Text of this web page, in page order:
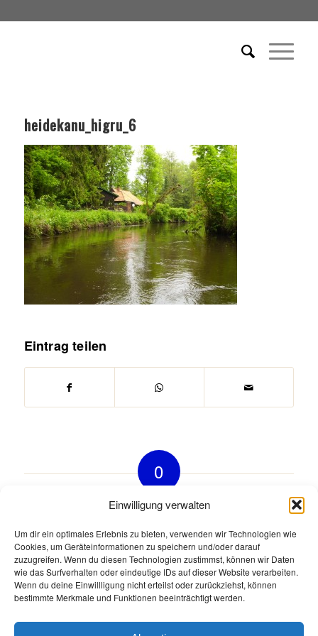
Einwilligung verwalten
Um dir ein optimales Erlebnis zu bieten, verwenden wir Technologien wie
Cookies, um Geräteinformationen zu speichern und/oder darauf
zuzugreifen. Wenn du diesen Technologien zustimmst, können wir Daten
wie das Surfverhalten oder eindeutige IDs auf dieser Website verarbeiten.
Wenn du deine Einwillligung nicht erteilst oder zurückziehst, können
bestimmte Merkmale und Funktionen beeinträchtigt werden.
heidekanu_higru_6
Eintrag teilen
0
KOMMENTARE
Hinterlasse einen Kommentar
An der Diskussion beteiligen?
Hinterlasse uns deinen Kommentar!
Du musstangemeldetsein, um einen Kommentar